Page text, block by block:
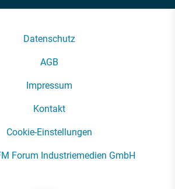
Datenschutz
AGB
Impressum
Kontakt
Cookie-Einstellungen
Forum Industriemedien GmbH